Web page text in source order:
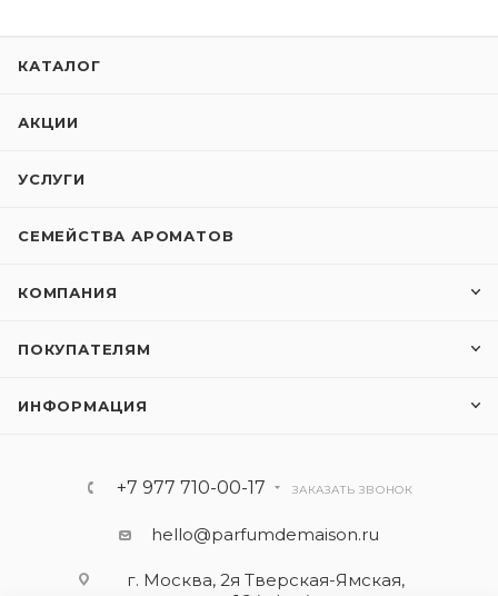
КАТАЛОГ
АКЦИИ
УСЛУГИ
СЕМЕЙСТВА АРОМАТОВ
КОМПАНИЯ
ПОКУПАТЕЛЯМ
ИНФОРМАЦИЯ
+7 977 710-00-17 ЗАКАЗАТЬ ЗВОНОК
hello@parfumdemaison.ru
г. Москва, 2я Тверская-Ямская,